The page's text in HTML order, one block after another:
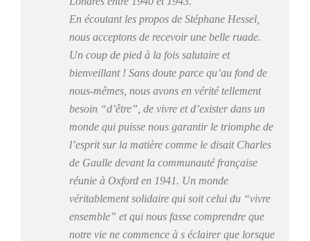
En écoutant les propos de Stéphane Hessel,
nous acceptons de recevoir une belle ruade.
Un coup de pied à la fois salutaire et
bienveillant ! Sans doute parce qu’au fond de
nous-mêmes, nous avons en vérité tellement
besoin “d’être”, de vivre et d’exister dans un
monde qui puisse nous garantir le triomphe de
l’esprit sur la matière comme le disait Charles
de Gaulle devant la communauté française
réunie à Oxford en 1941. Un monde
véritablement solidaire qui soit celui du “vivre
ensemble” et qui nous fasse comprendre que
notre vie ne commence à s éclairer que lorsque